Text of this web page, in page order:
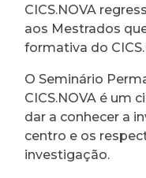
CICS.NOVA
aos Mestrados
formativa do
O Seminário
CICS.NOVA é um
dar a conhecer a
centro e os
investigação.